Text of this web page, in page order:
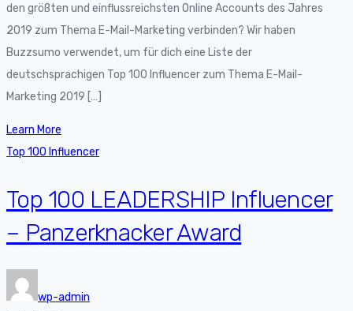
den größten und einflussreichsten Online Accounts des Jahres
2019 zum Thema E-Mail-Marketing verbinden? Wir haben
Buzzsumo verwendet, um für dich eine Liste der
deutschsprachigen Top 100 Influencer zum Thema E-Mail-
Marketing 2019 […]
Learn More
Top 100 Influencer
Top 100 LEADERSHIP Influencer
– Panzerknacker Award
wp-admin